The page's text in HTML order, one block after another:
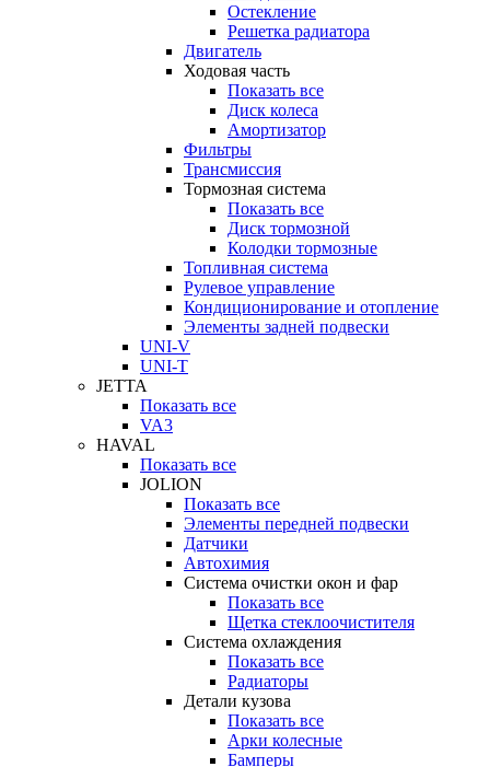
Остекление
Решетка радиатора
Двигатель
Ходовая часть
Показать все
Диск колеса
Амортизатор
Фильтры
Трансмиссия
Тормозная система
Показать все
Диск тормозной
Колодки тормозные
Топливная система
Рулевое управление
Кондиционирование и отопление
Элементы задней подвески
UNI-V
UNI-T
JETTA
Показать все
VA3
HAVAL
Показать все
JOLION
Показать все
Элементы передней подвески
Датчики
Автохимия
Система очистки окон и фар
Показать все
Щетка стеклоочистителя
Система охлаждения
Показать все
Радиаторы
Детали кузова
Показать все
Арки колесные
Бамперы